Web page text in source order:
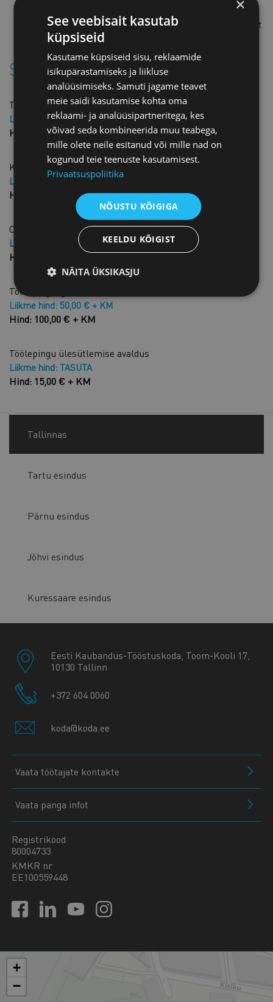
käesolevat lepingupõhja aluseks võttes soovib lepingut
sõlmida.
Sarnased tooted
Tähtajatu tööleping vene keeles
Liikme hind: 50,00 € + KM
Hind: 100,00 € + KM
Koolituskulude hüvitamise kokkulepe
Liikme hind: TASUTA
Hind: 20,00 € + KM
Osalise tööajaga tööleping
Liikme hind: TASUTA
Hind: 25,00 € + KM
Tööleping inglise keeles
Liikme hind: 50,00 € + KM
Hind: 100,00 € + KM
Töölepingu ülesütlemise avaldus
Liikme hind: TASUTA
Hind: 15,00 € + KM
Tallinnas
Tartu esindus
Pärnu esindus
Jõhvi esindus
Kuressaare esindus
Eesti Kaubandus-Tööstuskoda, Toom-Kooli 17,
10130 Tallinn
+372 604 0060
koda@koda.ee
Vaata töötajate kontakte
Vaata panga infot
Registrikood
80004733
KMKR nr
EE100559448
+
−
×
See veebisait kasutab
küpsiseid
Kasutame küpsiseid sisu, reklaamide
isikupärastamiseks ja liikluse
analüüsimiseks. Samuti jagame teavet
meie saidi kasutamise kohta oma
reklaami- ja analüüsipartneritega, kes
võivad seda kombineerida muu teabega,
mille olete neile esitanud või mille nad on
kogunud teie teenuste kasutamisest.
Privaatsuspoliitika
NÕUSTU KÕIGIGA
KEELDU KÕIGIST
NÄITA ÜKSIKASJU